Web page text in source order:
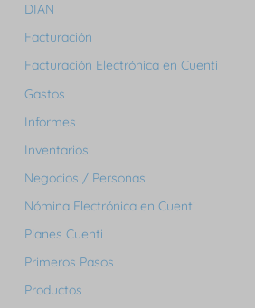
DIAN
Facturación
Facturación Electrónica en Cuenti
Gastos
Informes
Inventarios
Negocios / Personas
Nómina Electrónica en Cuenti
Planes Cuenti
Primeros Pasos
Productos